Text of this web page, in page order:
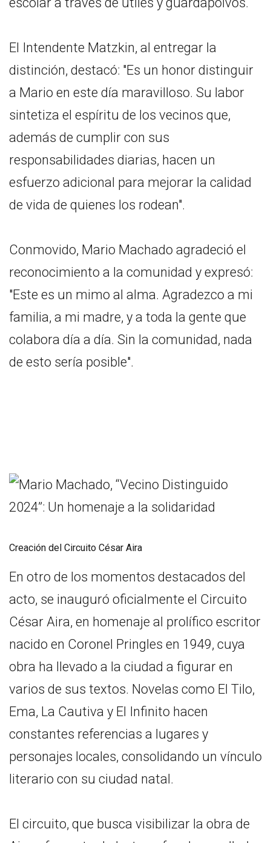
El Intendente Matzkin, al entregar la
distinción, destacó: "Es un honor distinguir
a Mario en este día maravilloso. Su labor
sintetiza el espíritu de los vecinos que,
además de cumplir con sus
responsabilidades diarias, hacen un
esfuerzo adicional para mejorar la calidad
de vida de quienes los rodean".
Conmovido, Mario Machado agradeció el
reconocimiento a la comunidad y expresó:
"Este es un mimo al alma. Agradezco a mi
familia, a mi madre, y a toda la gente que
colabora día a día. Sin la comunidad, nada
de esto sería posible".
Creación del Circuito César Aira
En otro de los momentos destacados del
acto, se inauguró oficialmente el Circuito
César Aira, en homenaje al prolífico escritor
nacido en Coronel Pringles en 1949, cuya
obra ha llevado a la ciudad a figurar en
varios de sus textos. Novelas como El Tilo,
Ema, La Cautiva y El Infinito hacen
constantes referencias a lugares y
personajes locales, consolidando un vínculo
literario con su ciudad natal.
El circuito, que busca visibilizar la obra de